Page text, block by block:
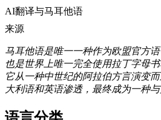
AI翻译与马耳他语
来源
马耳他语是唯一一种作为欧盟官方
也是世界上唯一完全使用拉丁字母
它从一种中世纪的阿拉伯方言演变
大利语和英语渗透，最终成为一种与